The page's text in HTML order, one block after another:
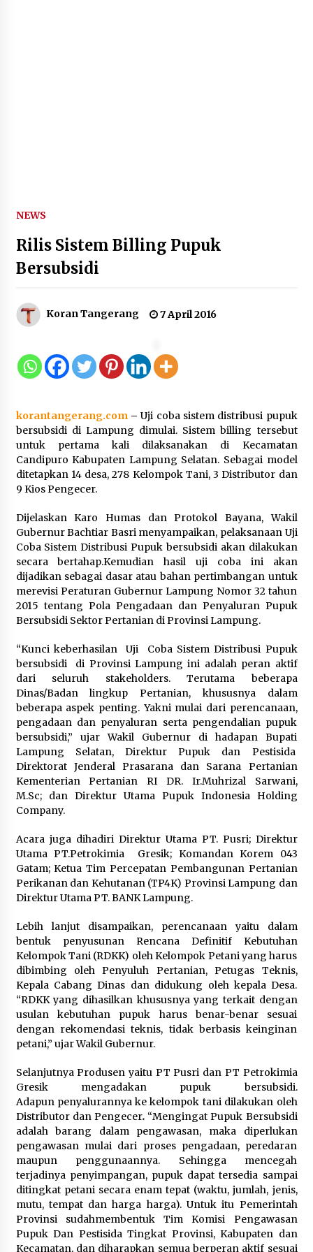
Ketenagakerjaan yang Selaras
dengan Tantangan Dunia Kerja
dengan Nuansa Kebersamaan
7 Agustus 2026
Pemanfaatan Limbah Galon Bekas,
Lapas Banjar Tanam 200 Pohon
Cabai Dukung Program Ketahanan
Pangan
Tagihan Air Tanpa Pemakaian,
Terungkap Ada Transisi Panjang
Pengelolaan , Perumdam TKR
Didesak Transparan
7 Agustus 2026
Dorong Angka Partisipasi Sekolah
Terus Meningkat
7 Agustus 2026
KKM Universitas Bina Bangsa
Kelompok 83 Laksanakan
Pendampingan Pembuatan Spanduk
Sebagai Upaya Memperkuat
Pemasaran UMKM di Desa Cempaka
Jaga Kebugaran Petugas, Lapas
Kelas I Tangerang Gelar Cek
Kesehatan Gratis dan Skrining TB
Lanjutan
6 Agustus 2026
Kemenkum Malut Dorong
Perlindungan Hak Cipta Musik di Era
Digital, Sosialisasikan Pencatatan
Gratis dan Penguatan Royalti
6 Agustus 2026
Dikunjungi PWI, Wawan Fauzi: Peran
hingga Fatal
6 Agustus 2026
NEWS
Rilis Sistem Billing Pupuk
Bersubsidi
Koran Tangerang 7 April 2016
korantangerang.com–Uji coba sistem distribusi pupuk
bersubsidi di Lampung dimulai. Sistem billing tersebut
untuk pertama kali dilaksanakan di Kecamatan
Candipuro Kabupaten Lampung Selatan. Sebagai model
ditetapkan 14 desa, 278 Kelompok Tani, 3 Distributor dan
9 Kios Pengecer.
Dijelaskan Karo Humas dan Protokol Bayana, Wakil
Gubernur Bachtiar Basri menyampaikan, pelaksanaan Uji
Coba Sistem Distribusi Pupuk bersubsidi akan dilakukan
secara bertahap.Kemudian hasil uji coba ini akan
dijadikan sebagai dasar atau bahan pertimbangan untuk
merevisi Peraturan Gubernur Lampung Nomor 32 tahun
2015 tentang Pola Pengadaan dan Penyaluran Pupuk
Bersubsidi Sektor Pertanian di Provinsi Lampung.
“Kunci keberhasilan Uji Coba Sistem Distribusi Pupuk
bersubsidi di Provinsi Lampung ini adalah peran aktif
dari seluruh stakeholders. Terutama beberapa
Dinas/Badan lingkup Pertanian, khususnya dalam
beberapa aspek penting. Yakni mulai dari perencanaan,
pengadaan dan penyaluran serta pengendalian pupuk
bersubsidi,” ujar Wakil Gubernur di hadapan Bupati
Lampung Selatan, Direktur Pupuk dan Pestisida
Direktorat Jenderal Prasarana dan Sarana Pertanian
Kementerian Pertanian RI DR. Ir.Muhrizal Sarwani,
M.Sc; dan Direktur Utama Pupuk Indonesia Holding
Company.
Acara juga dihadiri Direktur Utama PT. Pusri; Direktur
Utama PT.Petrokimia Gresik; Komandan Korem 043
Gatam; Ketua Tim Percepatan Pembangunan Pertanian
Perikanan dan Kehutanan (TP4K) Provinsi Lampung dan
Direktur Utama PT. BANK Lampung.
Lebih lanjut disampaikan, perencanaan yaitu dalam
bentuk penyusunan Rencana Definitif Kebutuhan
Kelompok Tani (RDKK) oleh Kelompok Petani yang harus
dibimbing oleh Penyuluh Pertanian, Petugas Teknis,
Kepala Cabang Dinas dan didukung oleh kepala Desa.
“RDKK yang dihasilkan khususnya yang terkait dengan
usulan kebutuhan pupuk harus benar-benar sesuai
dengan rekomendasi teknis, tidak berbasis keinginan
petani,” ujar Wakil Gubernur.
Selanjutnya Produsen yaitu PT Pusri dan PT Petrokimia
Gresik mengadakan pupuk bersubsidi.
Adapun penyalurannya ke kelompok tani dilakukan oleh
Distributor dan Pengecer.“Mengingat Pupuk Bersubsidi
adalah barang dalam pengawasan, maka diperlukan
pengawasan mulai dari proses pengadaan, peredaran
maupun penggunaannya. Sehingga mencegah
terjadinya penyimpangan, pupuk dapat tersedia sampai
ditingkat petani secara enam tepat (waktu, jumlah, jenis,
mutu, tempat dan harga harga). Untuk itu Pemerintah
Provinsi sudahmembentuk Tim Komisi Pengawasan
Pupuk Dan Pestisida Tingkat Provinsi, Kabupaten dan
Kecamatan, dan diharapkan semua berperan aktif sesuai